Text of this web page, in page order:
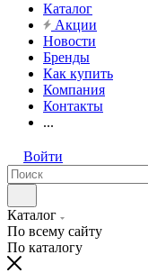
Каталог
Акции
Новости
Бренды
Как купить
Компания
Контакты
...
Войти
Каталог
По всему сайту
По каталогу